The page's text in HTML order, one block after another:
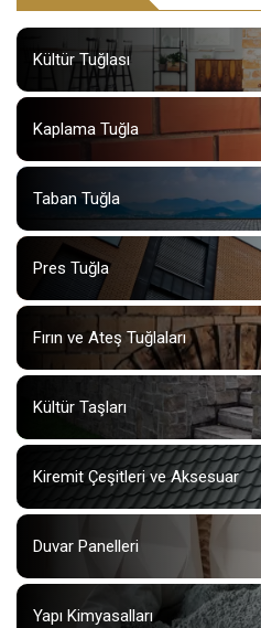
Kültür Tuğlası
Kaplama Tuğla
Taban Tuğla
Pres Tuğla
Fırın ve Ateş Tuğlaları
Kültür Taşları
Kiremit Çeşitleri ve Aksesuar
Duvar Panelleri
Yapı Kimyasalları